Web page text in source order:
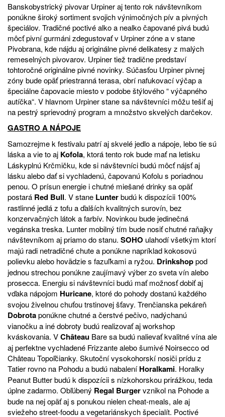
Banskobystrický pivovar Urpiner aj tento rok návštevníkom
ponúkne široký sortiment svojich výnimočných pív a pivných
špeciálov. Tradičné poctivé alko a nealko čapované pivá budú
môcť pivní gurmáni zdegustovať v Urpiner zóne a v stane
Pivobrana, kde nájdu aj originálne pivné delikatesy z malých
remeselných pivovarov. Urpiner tiež tradične predstaví
tohtoročné originálne pivné novinky. Súčasťou Urpiner pivnej
zóny bude opäť priestranná terasa, obrí nafukovací výčap a
špeciálne čapovacie miesto v podobe štýlového “ výčapného
autíčka“. V hlavnom Urpiner stane sa návštevníci môžu tešiť aj
na pestrý sprievodný program a množstvo skvelých darčekov.
GASTRO A NÁPOJE
Samozrejme k festivalu patrí aj skvelé jedlo a nápoje, lebo tie sú
láska a vie to aj Kofola, ktorá tento rok bude mať na letisku
Láskyplnú Krčmičku, kde si návštevníci budú môcť nájsť aj
lásku alebo dať si vychladenú, čapovanú Kofolu s poriadnou
penou. O prísun energie i chutné miešané drinky sa opäť
postará Red Bull. V stane Lunterbudú k dispozícii 100%
rastlinné jedlá z tofu a ďalších kvalitných surovín, bez
konzervačných látok a farbív. Novinkou bude jedinečná
vegánska treska. Lunter mobilný tím bude nosiť chutné raňajky
návštevníkom aj priamo do stanu. SOHO ulahodí všetkým ktorí
majú radi netradičné chute a ponúkne napríklad kokosovú
polievku alebo hovädzie s fazuľkami a ryžou. Drinkshoppod
jednou strechou ponúkne zaujímavý výber zo sveta vín alebo
prosecca. Energiu si návštevníci budú mať možnosť dobiť aj
vďaka nápojom Huricane, ktoré do pohody dostanú každého
svojou živelnou chuťou trstinovej šťavy. Trenčianska pekáreň
Dobrotaponúkne chutné a čerstvé pečivo, nadýchanú
vianočku a iné dobroty budú realizovať aj workshop
kváskovania. VChâteau Bare sa budú nalievať kvalitné vína ale
aj perfektne vychladené Frizzante alebo šumivé Noirsecco od
Château Topoľčianky. Skutoční vysokohorskí nosiči prídu z
Tatier rovno na Pohodu a budú nabaleníHoralkami. Horalky
Peanut Butter budú k dispozícii s nízkohorskou prirážkou, teda
úplne zadarmo. Obľúbený Regal Burgervznikol na Pohode a
bude na nej opäť aj s ponukou nielen cheat-meals, ale aj
sviežeho street-foodu a vegetariánskych špecialít. Poctivé